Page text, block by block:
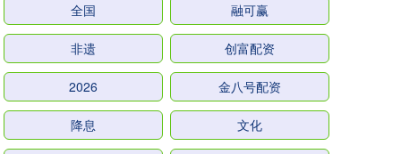
全国 融可赢
非遗 创富配资
2026 金八号配资
降息 文化